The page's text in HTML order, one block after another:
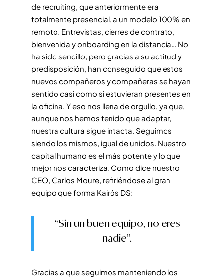
de recruiting, que anteriormente era
totalmente presencial, a un modelo 100% en
remoto. Entrevistas, cierres de contrato,
bienvenida y onboarding en la distancia… No
ha sido sencillo, pero gracias a su actitud y
predisposición, han conseguido que estos
nuevos compañeros y compañeras se hayan
sentido casi como si estuvieran presentes en
la oficina. Y eso nos llena de orgullo, ya que,
aunque nos hemos tenido que adaptar,
nuestra cultura sigue intacta. Seguimos
siendo los mismos, igual de unidos. Nuestro
capital humano es el más potente y lo que
mejor nos caracteriza. Como dice nuestro
CEO, Carlos Moure, refiriéndose al gran
equipo que forma Kairós DS:
“Sin un buen equipo, no eres
nadie”.
Gracias a que seguimos manteniendo los